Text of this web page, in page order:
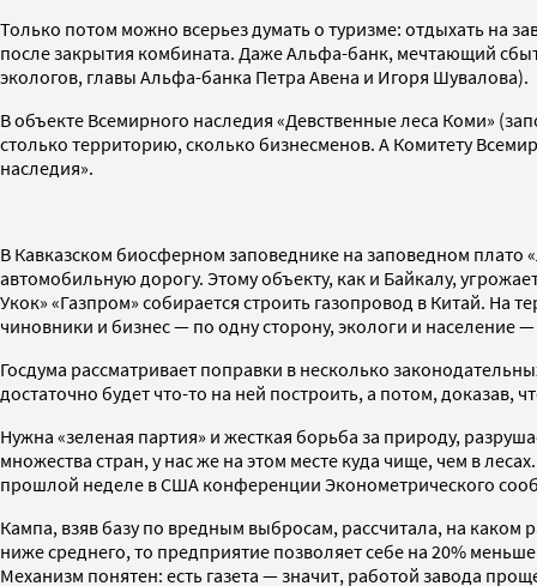
Только потом можно всерьез думать о туризме: отдыхать на
после закрытия комбината. Даже Альфа-банк, мечтающий
экологов, главы Альфа-банка Петра Авена и Игоря Шувалова).
В объекте Всемирного наследия «Девственные леса Коми»
столько территорию, сколько бизнесменов. А Комитету
наследия».
В Кавказском биосферном заповеднике на заповедном
автомобильную дорогу. Этому объекту, как и Байкалу,
Укок» «Газпром» собирается строить газопровод в Китай. На
чиновники и бизнес — по одну сторону, экологи и население
Госдума рассматривает поправки в несколько
достаточно будет что-то на ней построить, а потом,
Нужна «зеленая партия» и жесткая борьба за природу,
множества стран, у нас же на этом месте куда чище, чем в
прошлой неделе в США конференции Эконометрического
Кампа, взяв базу по вредным выбросам, рассчитала, на каком
ниже среднего, то предприятие позволяет себе на 20%
Механизм понятен: есть газета — значит, работой завода